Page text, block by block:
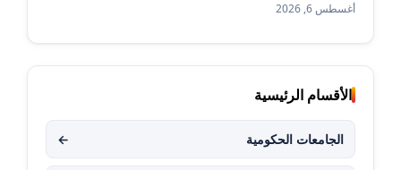
أغسطس 6, 2026
الأقسام الرئيسية
الجامعات الحكومية ←